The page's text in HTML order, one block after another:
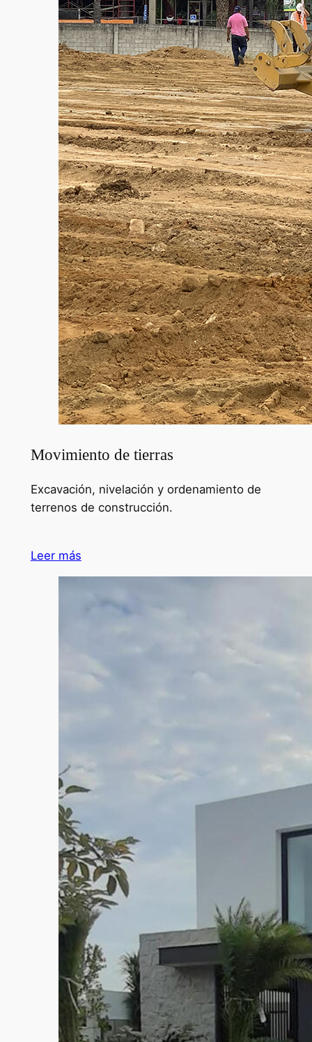
Movimiento de tierras
Excavación, nivelación y ordenamiento de
terrenos de construcción.
Leer más